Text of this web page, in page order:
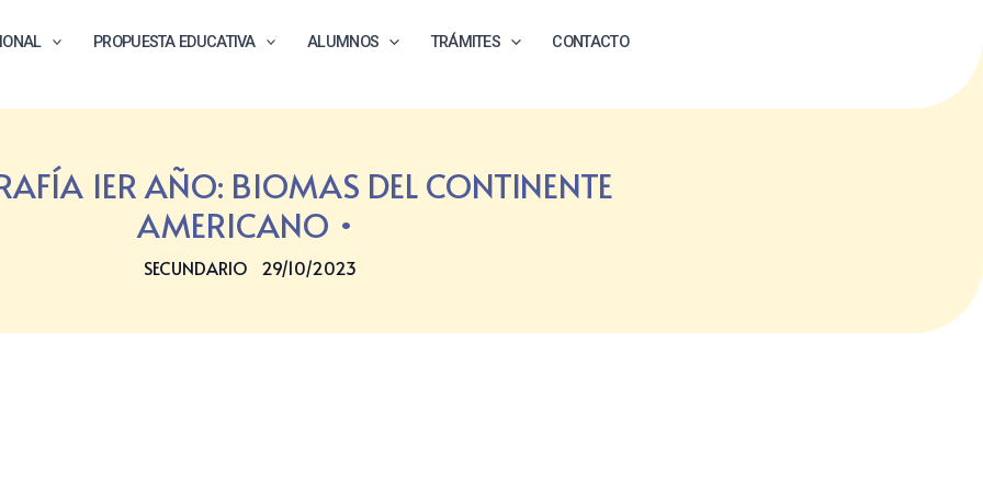
PROPUESTA EDUCATIVA ALUMNOS TRÁMITES CONTACTO
1ER AÑO: BIOMAS DEL CONTINENTE
AMERICANO
SECUNDARIO 29/10/2023